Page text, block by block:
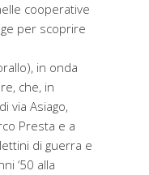
cooperative
per scoprire
in onda
che, in
via Asiago,
Presta e a
di guerra e
‘50 alla